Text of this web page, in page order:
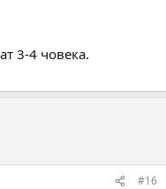
3-4 човека.
#16